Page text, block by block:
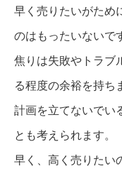
早く売りたいがため
のはもったいないで
焦りは失敗やトラブ
る程度の余裕を持ち
計画を立てないでい
とも考えられます。
早く、高く売りたい